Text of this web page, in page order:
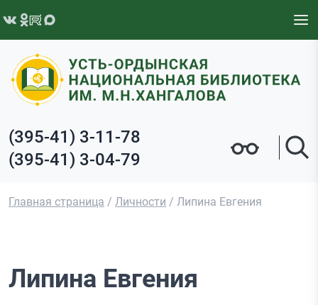
(395-41) 3-11-78
(395-41) 3-04-79
Главная страница / Личности / Липина Евгения
Липина Евгения